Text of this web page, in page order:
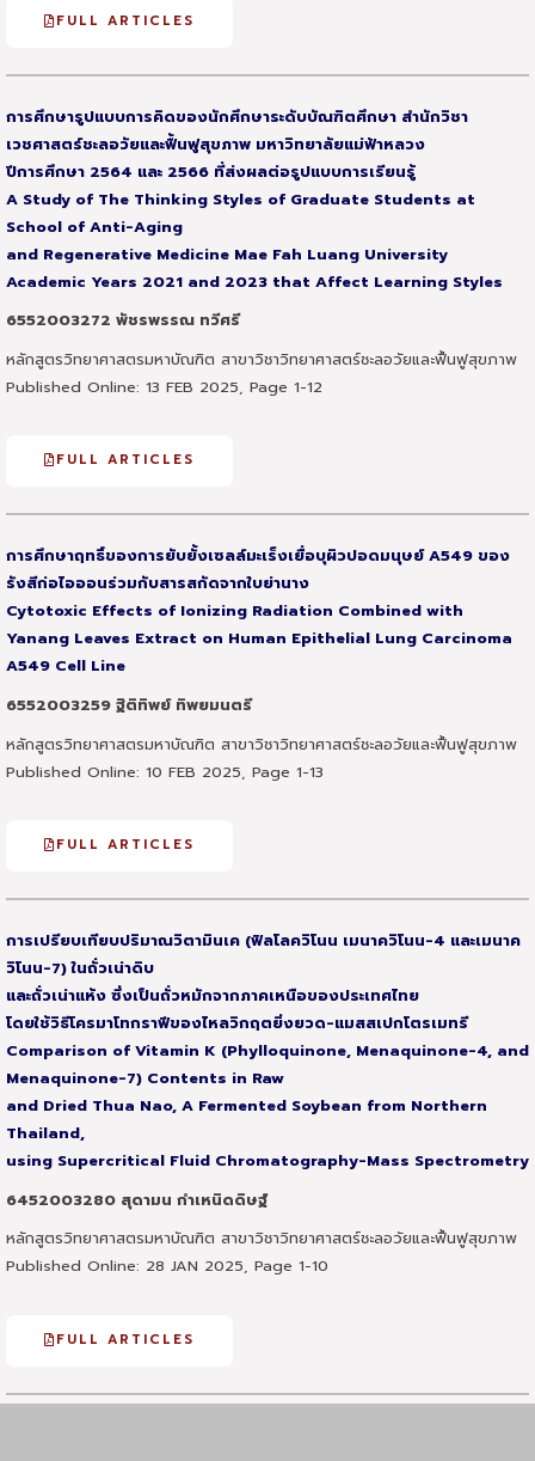
FULL ARTICLES
การศึกษารูปแบบการคิดของนักศึกษาระดับบัณฑิตศึกษา สำนักวิชา
เวชศาสตร์ชะลอวัยและฟื้นฟูสุขภาพ มหาวิทยาลัยแม่ฟ้าหลวง
ปีการศึกษา 2564 และ 2566 ที่ส่งผลต่อรูปแบบการเรียนรู้
A Study of The Thinking Styles of Graduate Students at
School of Anti-Aging
and Regenerative Medicine Mae Fah Luang University
Academic Years 2021 and 2023 that Affect Learning Styles
6552003272 พัชรพรรณ ทวีศรี
หลักสูตรวิทยาศาสตรมหาบัณฑิต สาขาวิชาวิทยาศาสตร์ชะลอวัยและฟื้นฟูสุขภาพ
Published Online: 13 FEB 2025, Page 1-12
FULL ARTICLES
การศึกษาฤทธิ์ของการยับยั้งเซลล์มะเร็งเยื่อบุผิวปอดมนุษย์ A549 ของ
รังสีก่อไอออนร่วมกับสารสกัดจากใบย่านาง
Cytotoxic Effects of Ionizing Radiation Combined with
Yanang Leaves Extract on Human Epithelial Lung Carcinoma
A549 Cell Line
6552003259 ฐิติทิพย์ ทิพยมนตรี
หลักสูตรวิทยาศาสตรมหาบัณฑิต สาขาวิชาวิทยาศาสตร์ชะลอวัยและฟื้นฟูสุขภาพ
Published Online: 10 FEB 2025, Page 1-13
FULL ARTICLES
การเปรียบเทียบปริมาณวิตามินเค (ฟิลโลควิโนน เมนาควิโนน-4 และเมนาค
วิโนน-7) ในถั่วเน่าดิบ
และถั่วเน่าแห้ง ซึ่งเป็นถั่วหมักจากภาคเหนือของประเทศไทย
โดยใช้วิธีโครมาโทกราฟีของไหลวิกฤตยิ่งยวด-แมสสเปกโตรเมทรี
Comparison of Vitamin K (Phylloquinone, Menaquinone-4, and
Menaquinone-7) Contents in Raw
and Dried Thua Nao, A Fermented Soybean from Northern
Thailand,
using Supercritical Fluid Chromatography-Mass Spectrometry
6452003280 สุดามน กำเหนิดดิษฐ์
หลักสูตรวิทยาศาสตรมหาบัณฑิต สาขาวิชาวิทยาศาสตร์ชะลอวัยและฟื้นฟูสุขภาพ
Published Online: 28 JAN 2025, Page 1-10
FULL ARTICLES